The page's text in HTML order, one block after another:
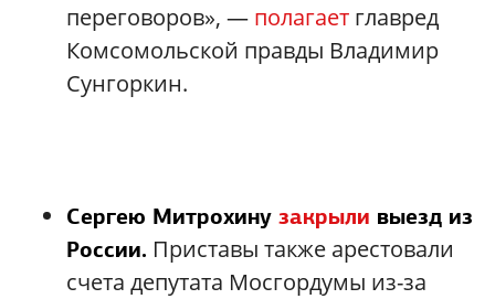
переговоров», — полагает главред
Комсомольской правды Владимир
Сунгоркин.
Сергею Митрохину закрыли выезд из
России. Приставы также арестовали
счета депутата Мосгордумы из-за